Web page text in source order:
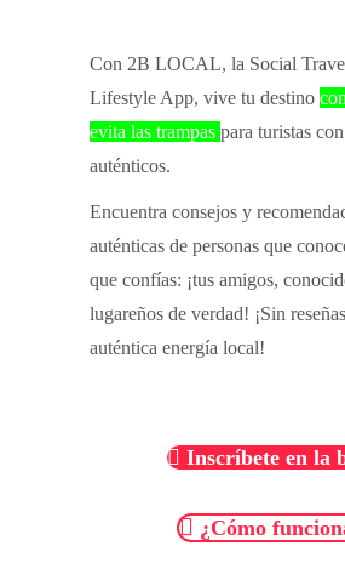
Con 2B LOCAL, la Social
Lifestyle App, vive tu destino
evita las trampas para turistas
auténticos.
Encuentra consejos y
auténticas de personas que
que confías: ¡tus amigos,
lugareños de verdad! ¡Sin
auténtica energía local!
Inscríbete en la
¿Cómo